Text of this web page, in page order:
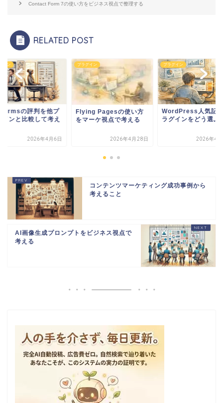
Contact Form 7の使い方をビジネス視点で整理する
RELATED POST
イン
の評判を他プ
インと比較して考え
2026年4月6日
プラグイン
Flying Pagesの使い方
をマーケ視点で考える
2026年4月28日
プラグイン
WordPress人気記
ラグインをどう選ぶ
2026年4
コンテンツマーケティング成功事例から
考えること
AI画像生成プロンプトをビジネス視点で
考える